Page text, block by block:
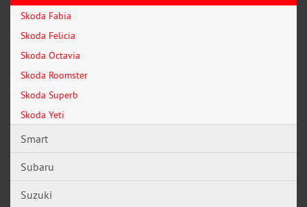
Skoda Fabia
Skoda Felicia
Skoda Octavia
Skoda Roomster
Skoda Superb
Skoda Yeti
Smart
Subaru
Suzuki